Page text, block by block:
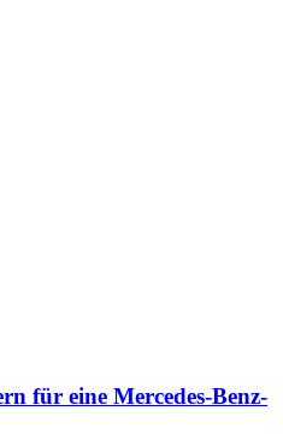
für eine Mercedes-Benz-